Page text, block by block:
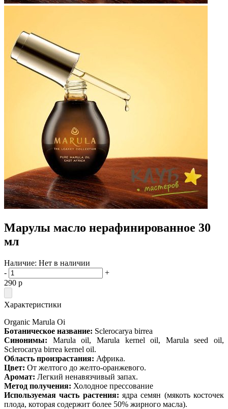
Марулы масло нерафинированное 30
мл
Наличие: Нет в наличии
-
+
290 p
Характеристики
Organic Marula Oi
Ботаническое название: Sclerocarya birrea
Синонимы: Marula oil, Marula kernel oil, Marula seed oil,
Sclerocarya birrea kernel oil.
Область произрастания: Африка.
Цвет: От желтого до желто-оранжевого.
Аромат: Легкий ненавязчивый запах.
Метод получения: Холодное прессование
Используемая часть растения: ядра семян (мякоть косточек
плода, которая содержит более 50% жирного масла).